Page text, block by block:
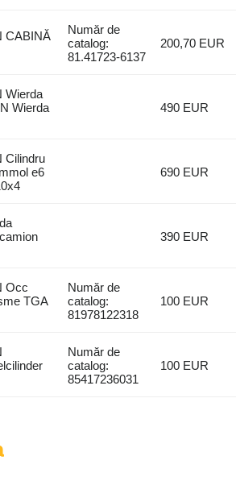
CABINĂ
Număr de
catalog:
81.41723-6137
200,70 EUR
Wierda
Wierda
490 EUR
Cilindru
e6
690 EUR
390 EUR
Occ
TGA
Număr de
catalog:
81978122318
100 EUR
Număr de
catalog:
85417236031
100 EUR